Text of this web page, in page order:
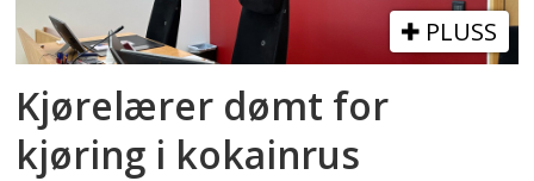
PLUSS
Kjørelærer dømt for
kjøring i kokainrus